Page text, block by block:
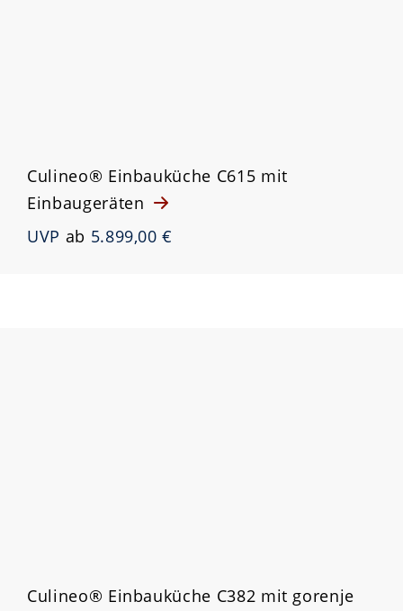
Culineo® Einbauküche C615 mit
Einbaugeräten
UVP ab 5.899,00 €
Culineo® Einbauküche C382 mit gorenje